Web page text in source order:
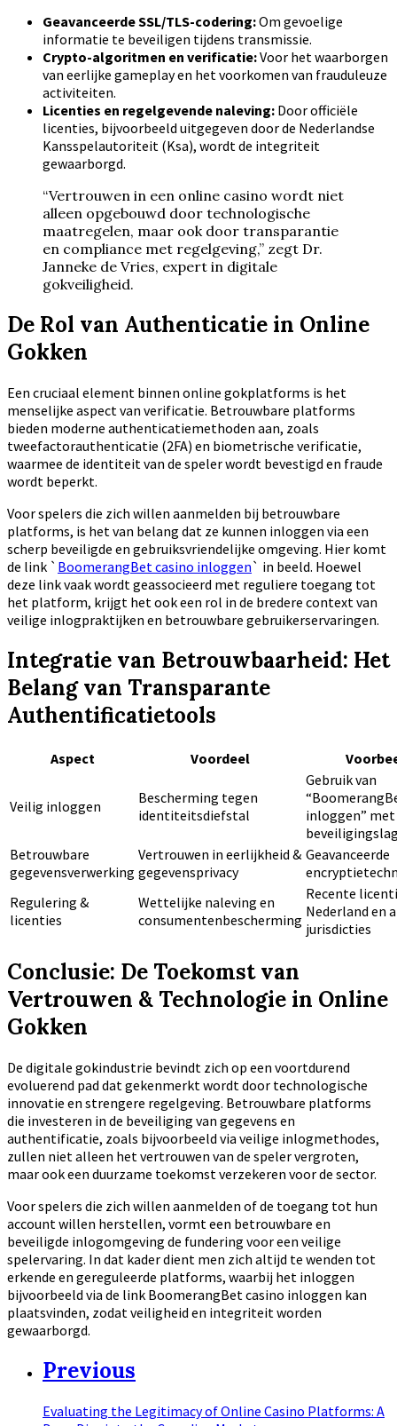
Geavanceerde SSL/TLS-codering:Om gevoelige
informatie te beveiligen tijdens transmissie.
Crypto-algoritmen en verificatie:Voor het waarborgen
van eerlijke gameplay en het voorkomen van frauduleuze
activiteiten.
Licenties en regelgevende naleving: Door officiële
licenties, bijvoorbeeld uitgegeven door de Nederlandse
Kansspelautoriteit (Ksa), wordt de integriteit
gewaarborgd.
“Vertrouwen in een online casino wordt niet
alleen opgebouwd door technologische
maatregelen, maar ook door transparantie
en compliance met regelgeving,” zegt Dr.
Janneke de Vries, expert in digitale
gokveiligheid.
De Rol van Authenticatie in Online
Gokken
Een cruciaal element binnen online gokplatforms is het
menselijke aspect van verificatie. Betrouwbare platforms
bieden moderne authenticatiemethoden aan, zoals
tweefactorauthenticatie (2FA) en biometrische verificatie,
waarmee de identiteit van de speler wordt bevestigd en fraude
wordt beperkt.
Voor spelers die zich willen aanmelden bij betrouwbare
platforms, is het van belang dat ze kunnen inloggen via een
scherp beveiligde en gebruiksvriendelijke omgeving. Hier komt
de link ` BoomerangBet casino inloggen` in beeld. Hoewel
deze link vaak wordt geassocieerd met reguliere toegang tot
het platform, krijgt het ook een rol in de bredere context van
veilige inlogpraktijken en betrouwbare gebruikerservaringen.
Integratie van Betrouwbaarheid: Het
Belang van Transparante
Authentificatietools
Aspect Voordeel
Veilig inloggen
Bescherming tegen
identiteitsdiefstal
Gebruik van
inloggen” met
Betrouwbare
gegevensverwerking
Vertrouwen in eerlijkheid &
gegevensprivacy
Geavanceerde
Regulering &
licenties
Wettelijke naleving en
consumentenbescherming
Recente
Nederland en
jurisdicties
Conclusie: De Toekomst van
Vertrouwen & Technologie in Online
Gokken
De digitale gokindustrie bevindt zich op een voortdurend
evoluerend pad dat gekenmerkt wordt door technologische
innovatie en strengere regelgeving. Betrouwbare platforms
die investeren in de beveiliging van gegevens en
authentificatie, zoals bijvoorbeeld via veilige inlogmethodes,
zullen niet alleen het vertrouwen van de speler vergroten,
maar ook een duurzame toekomst verzekeren voor de sector.
Voor spelers die zich willen aanmelden of de toegang tot hun
account willen herstellen, vormt een betrouwbare en
beveiligde inlogomgeving de fundering voor een veilige
spelervaring. In dat kader dient men zich altijd te wenden tot
erkende en gereguleerde platforms, waarbij het inloggen
bijvoorbeeld via de link BoomerangBet casino inloggen kan
plaatsvinden, zodat veiligheid en integriteit worden
gewaarborgd.
Previous
Evaluating the Legitimacy of Online Casino Platforms: A